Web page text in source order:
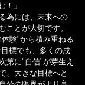
！」
為には、未来への
ことが大切です。
験"から積み重ねる
標でも、多くの成
第に"自信"が芽生え
、大きな目標へと